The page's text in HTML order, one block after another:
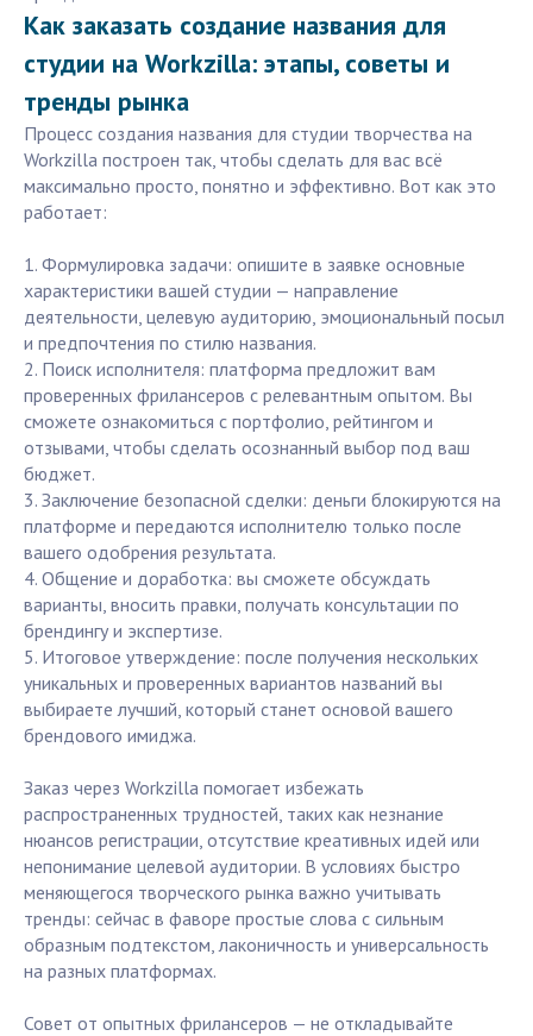
Как заказать создание названия для
студии на Workzilla: этапы, советы и
тренды рынка
Процесс создания названия для студии творчества на
Workzilla построен так, чтобы сделать для вас всё
максимально просто, понятно и эффективно. Вот как это
работает:
1. Формулировка задачи: опишите в заявке основные
характеристики вашей студии — направление
деятельности, целевую аудиторию, эмоциональный посыл
и предпочтения по стилю названия.
2. Поиск исполнителя: платформа предложит вам
проверенных фрилансеров с релевантным опытом. Вы
сможете ознакомиться с портфолио, рейтингом и
отзывами, чтобы сделать осознанный выбор под ваш
бюджет.
3. Заключение безопасной сделки: деньги блокируются на
платформе и передаются исполнителю только после
вашего одобрения результата.
4. Общение и доработка: вы сможете обсуждать
варианты, вносить правки, получать консультации по
брендингу и экспертизе.
5. Итоговое утверждение: после получения нескольких
уникальных и проверенных вариантов названий вы
выбираете лучший, который станет основой вашего
брендового имиджа.
Заказ через Workzilla помогает избежать
распространенных трудностей, таких как незнание
нюансов регистрации, отсутствие креативных идей или
непонимание целевой аудитории. В условиях быстро
меняющегося творческого рынка важно учитывать
тренды: сейчас в фаворе простые слова с сильным
образным подтекстом, лаконичность и универсальность
на разных платформах.
Совет от опытных фрилансеров — не откладывайте